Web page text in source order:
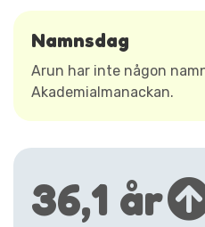
Namnsdag
Arun har inte någon
Akademialmanackan.
36,1 år